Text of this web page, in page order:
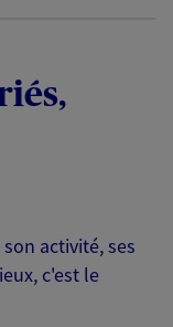
activité, ses
c'est le